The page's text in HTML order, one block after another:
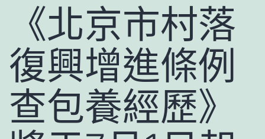
《北京市村落
復興增進條例
查包養經歷》